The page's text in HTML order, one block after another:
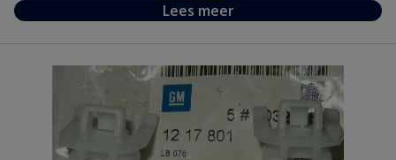
Lees meer